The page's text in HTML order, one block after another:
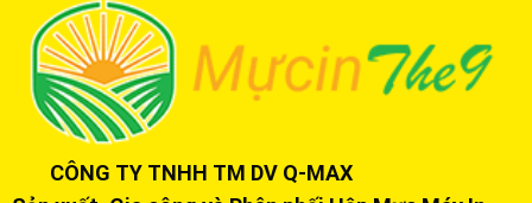
CÔNG TY TNHH TM DV Q-MAX